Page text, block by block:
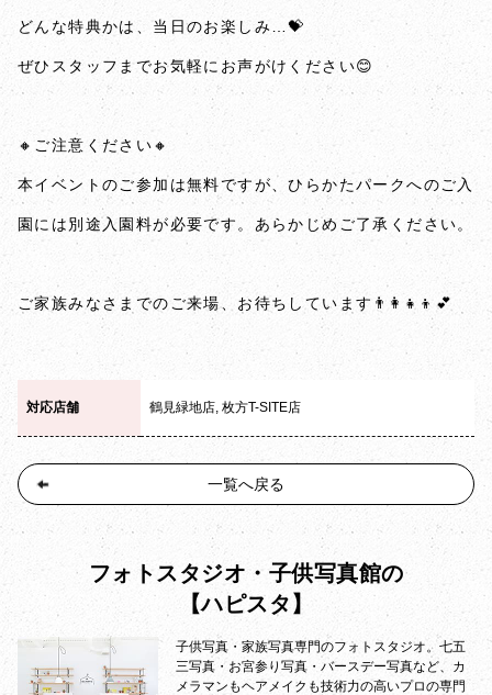
どんな特典かは、当日のお楽しみ…💝
ぜひスタッフまでお気軽にお声がけください😊
🔸ご注意ください🔸
本イベントのご参加は無料ですが、ひらかたパークへのご入
園には別途入園料が必要です。あらかじめご了承ください。
ご家族みなさまでのご来場、お待ちしています👨‍👩‍👧‍👦💕
対応店舗 鶴見緑地店, 枚方T-SITE店
一覧へ戻る
フォトスタジオ・子供写真館の
【ハピスタ】
子供写真・家族写真専門のフォトスタジオ。七五
三写真・お宮参り写真・バースデー写真など、カ
メラマンもヘアメイクも技術力の高いプロの専門